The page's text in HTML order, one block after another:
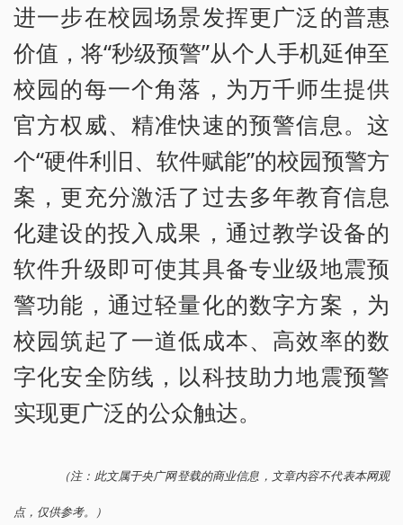
进一步在校园场景发挥更广泛的普惠
价值，将“秒级预警”从个人手机延伸至
校园的每一个角落，为万千师生提供
官方权威、精准快速的预警信息。这
个“硬件利旧、软件赋能”的校园预警方
案，更充分激活了过去多年教育信息
化建设的投入成果，通过教学设备的
软件升级即可使其具备专业级地震预
警功能，通过轻量化的数字方案，为
校园筑起了一道低成本、高效率的数
字化安全防线，以科技助力地震预警
实现更广泛的公众触达。
（注：此文属于央广网登载的商业信息，文章内容不代表本网观
点，仅供参考。）